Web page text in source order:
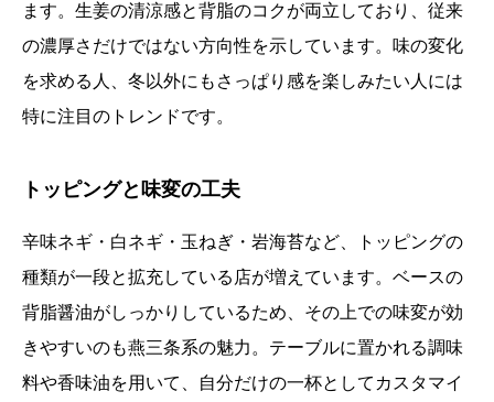
ます。生姜の清涼感と背脂のコクが両立しており、従来
の濃厚さだけではない方向性を示しています。味の変化
を求める人、冬以外にもさっぱり感を楽しみたい人には
特に注目のトレンドです。
トッピングと味変の工夫
辛味ネギ・白ネギ・玉ねぎ・岩海苔など、トッピングの
種類が一段と拡充している店が増えています。ベースの
背脂醤油がしっかりしているため、その上での味変が効
きやすいのも燕三条系の魅力。テーブルに置かれる調味
料や香味油を用いて、自分だけの一杯としてカスタマイ